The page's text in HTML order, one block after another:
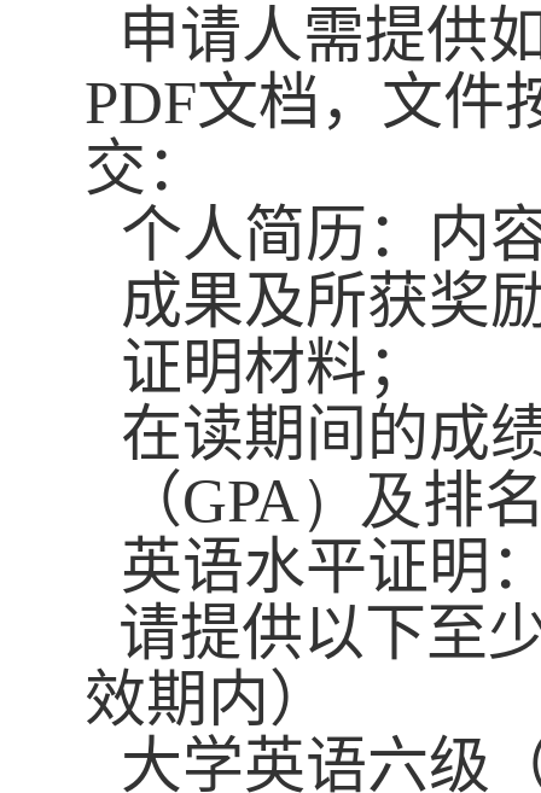
申请人需提供
PDF文档，文件
交 ：
个人简历：内
成果及所获奖
证明材料；
在读期间的成
（GPA）及排
英语水平证明
请提供以下至
效期内）
大学英语六级